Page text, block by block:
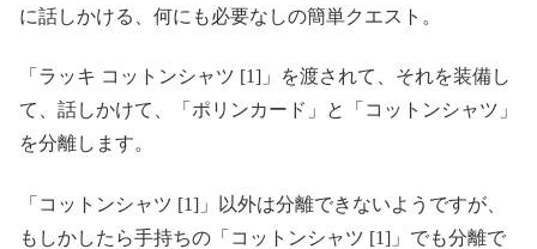
に話しかける、何にも必要なしの簡単クエスト。
「ラッキ コットンシャツ [1]」を渡されて、それを装備し
て、話しかけて、「ポリンカード」と「コットンシャツ」
を分離します。
「コットンシャツ [1]」以外は分離できないようですが、
もしかしたら手持ちの「コットンシャツ [1]」でも分離で